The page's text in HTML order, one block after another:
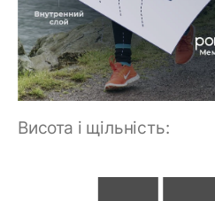
Висота і щільність: